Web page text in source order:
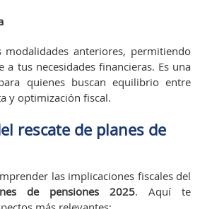
modalidades anteriores, permitiendo
a tus necesidades financieras. Es una
quienes buscan equilibrio entre
y optimización fiscal.
rescate de planes de
las implicaciones fiscales del
de pensiones 2025. Aquí te